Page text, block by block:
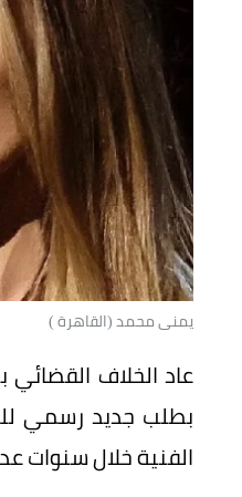
يمنى محمد (القاهرة )
عاد الخلاف
بطلب جديد رسمي
الفنية خلال سنوات